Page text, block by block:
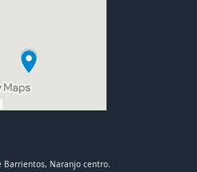
Barrientos, Naranjo centro.